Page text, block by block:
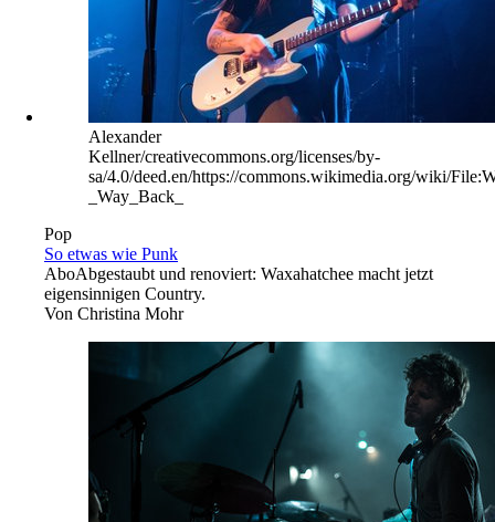
Alexander
Kellner/creativecommons.org/licenses/by-
sa/4.0/deed.en/https://commons.wikimedia.org/wiki/
_Way_Back_
Pop
So etwas wie Punk
AboAbgestaubt und renoviert: Waxahatchee macht jetzt
eigensinnigen Country.
Von Christina Mohr